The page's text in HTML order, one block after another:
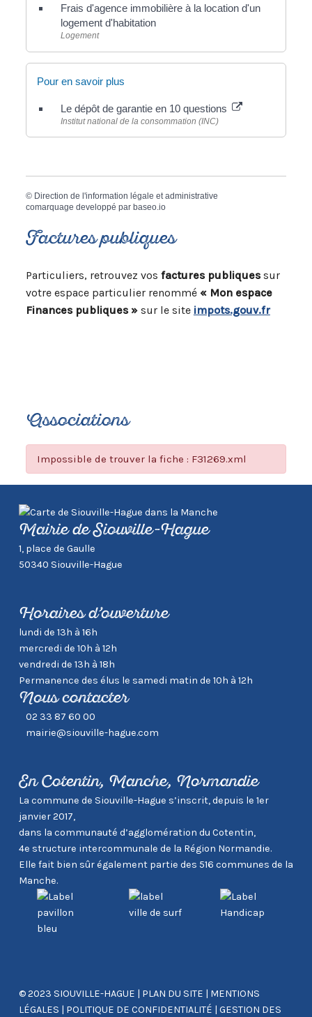
Frais d'agence immobilière à la location d'un
logement d'habitation
Logement
Pour en savoir plus
Le dépôt de garantie en 10 questions
Institut national de la consommation (INC)
© Direction de l'information légale et administrative
comarquage developpé par baseo.io
Factures publiques
Particuliers, retrouvez vos factures publiquessur
votre espace particulier renommé « Mon espace
Finances publiques »sur le site impots.gouv.fr
Associations
Impossible de trouver la fiche : F31269.xml
Mairie de Siouville-Hague
1, place de Gaulle
50340 Siouville-Hague
Horaires d’ouverture
lundi de 13h à 16h
mercredi de 10h à 12h
vendredi de 13h à 18h
Permanence des élus le samedi matin de 10h à 12h
Nous contacter
02 33 87 60 00
mairie@siouville-hague.com
En Cotentin, Manche, Normandie
La commune de Siouville-Hague s’inscrit, depuis le 1er
janvier 2017,
dans la communauté d’agglomération du Cotentin,
4e structure intercommunale de la Région Normandie.
Elle fait bien sûr également partie des 516 communes de la
Manche.
© 2023 SIOUVILLE-HAGUE | PLAN DU SITE | MENTIONS
LÉGALES | POLITIQUE DE CONFIDENTIALITÉ | GESTION DES